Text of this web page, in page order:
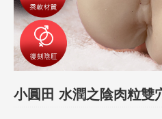
批
發
說
明
小圓田 水潤之陰肉粒雙